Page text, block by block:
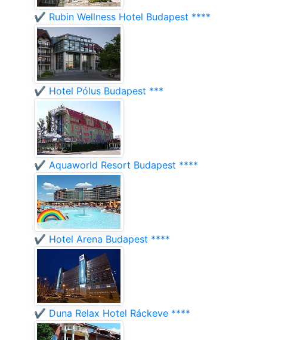
✔️ Rubin Wellness Hotel Budapest ****
✔️ Hotel Pólus Budapest ***
✔️ Aquaworld Resort Budapest ****
✔️ Hotel Arena Budapest ****
✔️ Duna Relax Hotel Ráckeve ****